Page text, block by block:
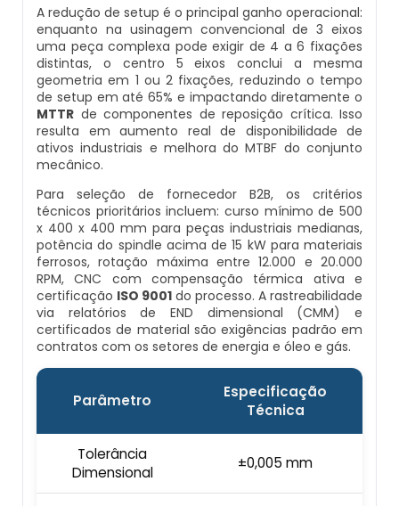
Caldeiras De Recuperação De Calor Sensivel
Caldeiras E Aquecedores
Caldeiras E Vasos De Pressão
Comprar Caldeira
Controle E Automação De Caldeiras
Curso De Segurança Na Operação De
Caldeiras
Curso Operação De Caldeira
Operação De Caldeiras
Empresa De Serviços Caldeiraria
Inspeção De Segurança Em Vasos De
Pressão
Inspeção Dimensional De Caldeiraria
Inspeção Dimensional De Caldeiraria E
Tubulação
Inspeção Em Caldeiras
Inspeção Em Caldeiras Aquatubulares
Inspeção Inicial Em Caldeiras
Inspeção Nas Caldeiras
Inspeção Periodica Em Caldeiras
Manutenção E Inspeção De Caldeiras
Plano De Inspeção De Caldeiras
Manutenção Preventiva Caldeiras
Montagem Caldeiras
Montagem De Caldeiras
Montagem De Caldeiras A Vapor
Montagem De Caldeiras Preço
Montagem De Caldeiras A Gás
Montagem De Caldeiras A Lenha
Montagem De Caldeiras A Pellets
Montagem De Caldeiras De Aquecimento
Preço Montagem De Caldeira A Gás
Compra E Venda De Caldeiras Usadas
Comprar Caldeira A Vapor
Comprar Caldeira De Vapor
Distribuidor De Caldeira A Vapor
Empresa De Caldeira A Vapor
Fabrica De Caldeira A Vapor
Fabricante De Caldeira A Vapor
Ferro Com Caldeira A Vapor
Peças Para Caldeira A Vapor
Fornecedor De Caldeira A Gás
Manutenção De Caldeira A Gás
Onde Comprar Caldeira A Gás
Peças Para Caldeira A Gás
Queimador De Caldeira A Gás
Queimador Para Caldeira A Gás
Serviço De Manutenção Caldeira A Gás
Valor Caldeira A Gás
Melhor Caldeira Gás Natural
A redução de setup é o principal ganho operacional:
enquanto na usinagem convencional de 3 eixos
uma peça complexa pode exigir de 4 a 6 fixações
distintas, o centro 5 eixos conclui a mesma
geometria em 1 ou 2 fixações, reduzindo o tempo
de setup em até 65% e impactando diretamente o
MTTR de componentes de reposição crítica. Isso
resulta em aumento real de disponibilidade de
ativos industriais e melhora do MTBF do conjunto
mecânico.
Para seleção de fornecedor B2B, os critérios
técnicos prioritários incluem: curso mínimo de 500
x 400 x 400 mm para peças industriais medianas,
potência do spindle acima de 15 kW para materiais
ferrosos, rotação máxima entre 12.000 e 20.000
RPM, CNC com compensação térmica ativa e
certificação ISO 9001 do processo. A rastreabilidade
via relatórios de END dimensional (CMM) e
certificados de material são exigências padrão em
contratos com os setores de energia e óleo e gás.
Parâmetro
Especificação
Técnica
Tolerância
Dimensional
±0,005 mm